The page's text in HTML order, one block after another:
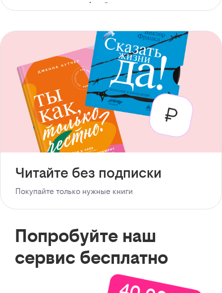
с доступом офлайн
Читайте без подписки
Покупайте только нужные книги
Попробуйте наш
сервис бесплатно